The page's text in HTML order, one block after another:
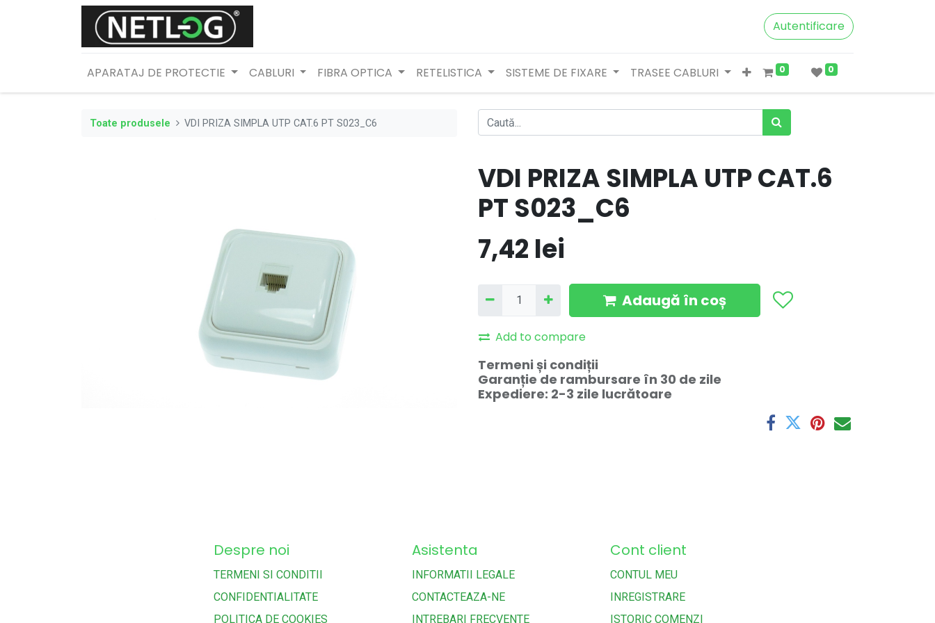
Autentificare
APARATAJ DE PROTECTIE CABLURI FIBRA OPTICA RETELISTICA SISTEME DE FIXARE TRASEE CABLURI 0 0
Toate produsele VDI PRIZA SIMPLA UTP CAT.6 PT S023_C6
VDI PRIZA SIMPLA UTP CAT.6
PT S023_C6
7,42 lei
Adaugă în coș
Add to compare
Termeni și condiții
Garanție de rambursare în 30 de zile
Expediere: 2-3 zile lucrătoare
Despre noi
TERMENI SI CONDITII
CONFIDENTIALITATE
POLITICA DE COOKIES
Asistenta
INFORMATII LEGALE
CONTACTEAZA-NE
INTREBARI FRECVENTE
Cont client
CONTUL MEU
INREGISTRARE
ISTORIC COMENZI